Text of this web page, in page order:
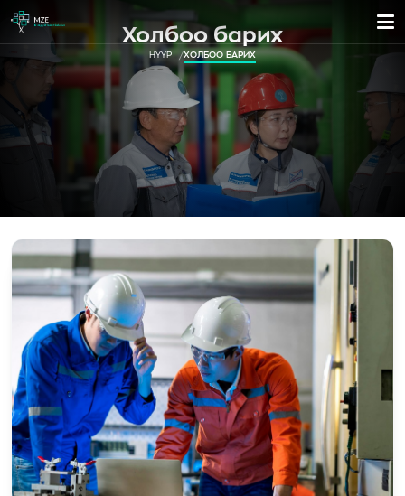
Холбоо барих
НҮҮР ХОЛБОО БАРИХ